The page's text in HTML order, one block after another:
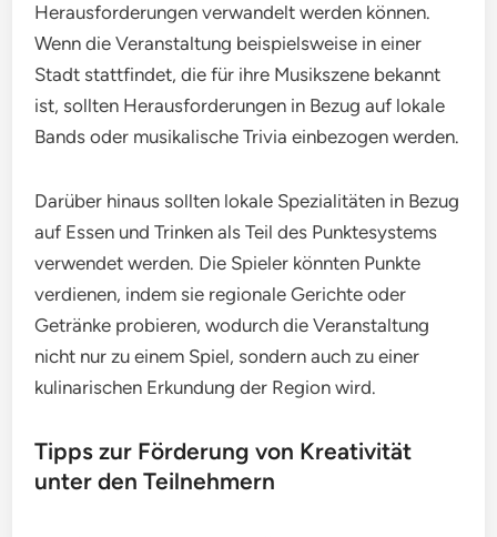
Herausforderungen verwandelt werden können.
Wenn die Veranstaltung beispielsweise in einer
Stadt stattfindet, die für ihre Musikszene bekannt
ist, sollten Herausforderungen in Bezug auf lokale
Bands oder musikalische Trivia einbezogen werden.
Darüber hinaus sollten lokale Spezialitäten in Bezug
auf Essen und Trinken als Teil des Punktesystems
verwendet werden. Die Spieler könnten Punkte
verdienen, indem sie regionale Gerichte oder
Getränke probieren, wodurch die Veranstaltung
nicht nur zu einem Spiel, sondern auch zu einer
kulinarischen Erkundung der Region wird.
Tipps zur Förderung von Kreativität
unter den Teilnehmern